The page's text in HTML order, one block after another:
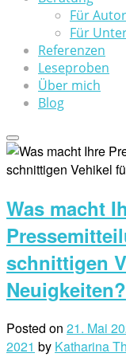
Für
Für
Referenzen
Leseproben
Über mich
Blog
Was macht
schnittigen
Neuigkeiten?
Posted on 21. Mai
2021 by Katharina